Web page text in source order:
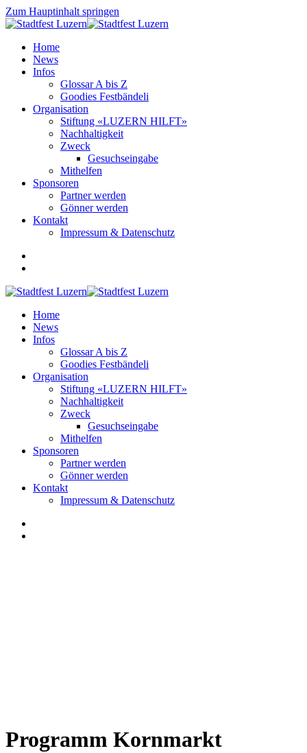
Zum Hauptinhalt springen
Home
News
Infos
Glossar A bis Z
Goodies Festbändeli
Organisation
Stiftung «LUZERN HILFT»
Nachhaltigkeit
Zweck
Gesuchseingabe
Mithelfen
Sponsoren
Partner werden
Gönner werden
Kontakt
Impressum & Datenschutz
Home
News
Infos
Glossar A bis Z
Goodies Festbändeli
Organisation
Stiftung «LUZERN HILFT»
Nachhaltigkeit
Zweck
Gesuchseingabe
Mithelfen
Sponsoren
Partner werden
Gönner werden
Kontakt
Impressum & Datenschutz
Programm Kornmarkt